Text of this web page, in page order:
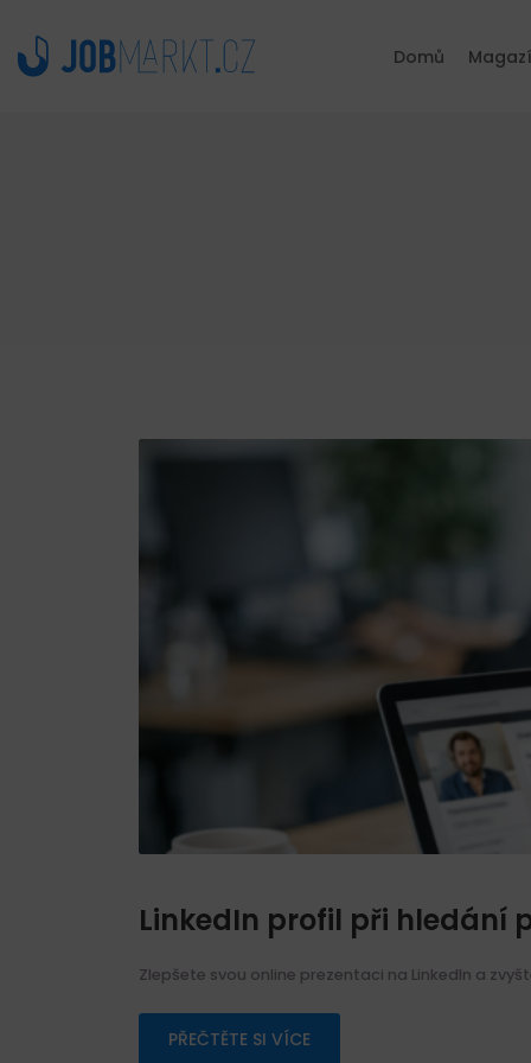
Domů
LinkedIn profil při hledání
Zlepšete svou online prezentaci na LinkedIn a
PŘEČTĚTE SI VÍCE